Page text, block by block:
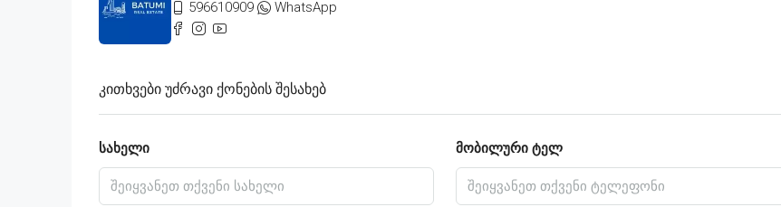
596610909
WhatsApp
Კითხვები Უძრავი Ქონების Შესახებ
სახელი მობილური ტელ